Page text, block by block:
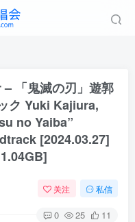
「鬼滅の刃」遊郭
ク Yuki Kajiura,
no Yaiba”
[2024.03.27]
关注 私信
0 25 11